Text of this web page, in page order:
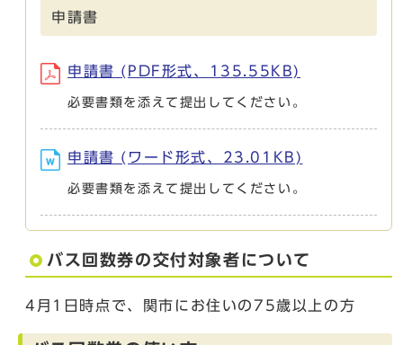
申請書
申請書 (PDF形式、135.55KB)
必要書類を添えて提出してください。
申請書 (ワード形式、23.01KB)
必要書類を添えて提出してください。
バス回数券の交付対象者について
4月1日時点で、関市にお住いの75歳以上の方